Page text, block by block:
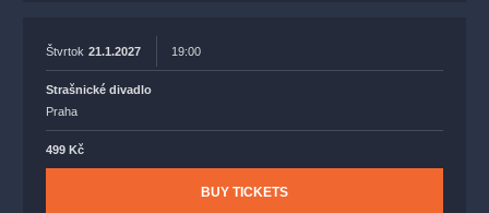
Štvrtok 21.1.2027 19:00
Strašnické divadlo
Praha
499 Kč
BUY TICKETS